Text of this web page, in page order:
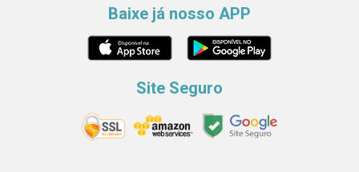
Baixe já nosso APP
Site Seguro